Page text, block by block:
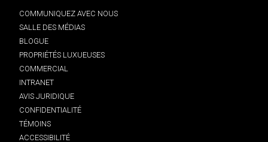
COMMUNIQUEZ AVEC NOUS
SALLE DES MÉDIAS
BLOGUE
PROPRIÉTÉS LUXUEUSES
COMMERCIAL
INTRANET
AVIS JURIDIQUE
CONFIDENTIALITÉ
TÉMOINS
ACCESSIBILITÉ